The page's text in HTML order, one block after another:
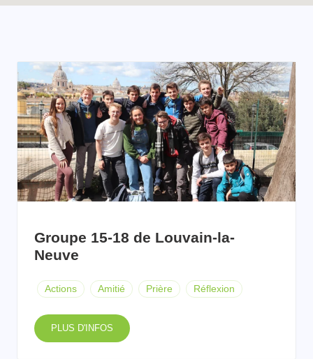
Groupe 15-18 de Louvain-la-
Neuve
Actions Amitié Prière Réflexion
PLUS D'INFOS